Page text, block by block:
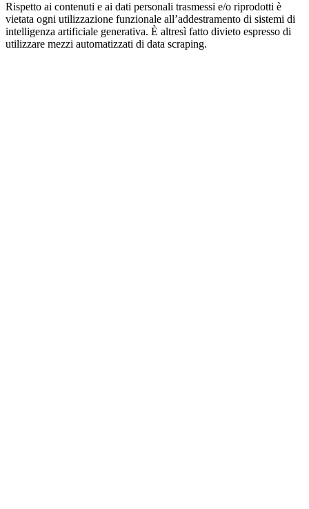
Rispetto ai contenuti e ai dati personali trasmessi e/o riprodotti è
vietata ogni utilizzazione funzionale all’addestramento di sistemi di
intelligenza artificiale generativa. È altresì fatto divieto espresso di
utilizzare mezzi automatizzati di data scraping.